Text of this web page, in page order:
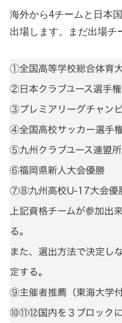
海外から4チームと日本
出場します。まだ出場チ